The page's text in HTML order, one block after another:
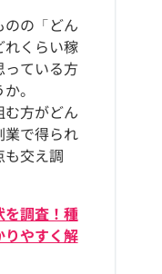
の「どん
れくらい稼
っている方
。
方がどん
業で得られ
も交え調
調査！種
やすく解